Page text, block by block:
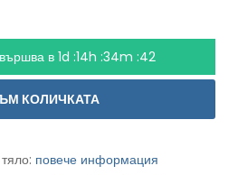
в1d :14h :34m :41
КОЛИЧКАТА
повече информация